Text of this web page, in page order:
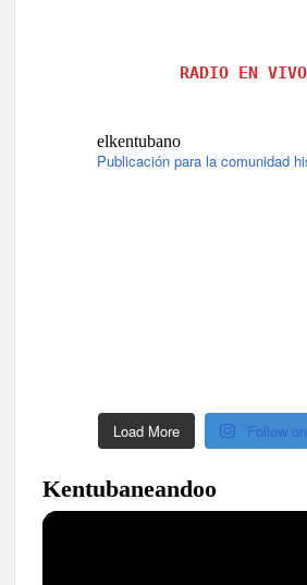
RADIO EN VIVO
elkentubano
Publicación para la comunidad
Load More Follow
Kentubaneandoo